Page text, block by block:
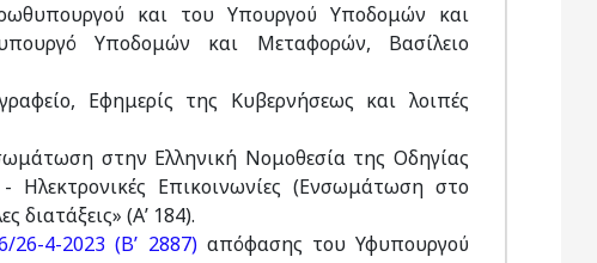
και του Υπουργού Υποδομών και
Υποδομών και Μεταφορών, Βασίλειο
Εφημερίς της Κυβερνήσεως και λοιπές
στην Ελληνική Νομοθεσία της Οδηγίας
Επικοινωνίες (Ενσωμάτωση στο
διατάξεις» (Α’ 184).
26-4-2023 (Β’ 2887)απόφασης του Υφυπουργού